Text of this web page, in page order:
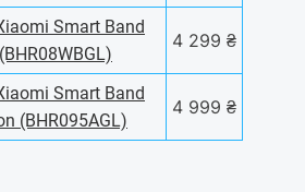
Smart Band
4 299 ₴
Smart Band
(BHR095AGL)
4 999 ₴